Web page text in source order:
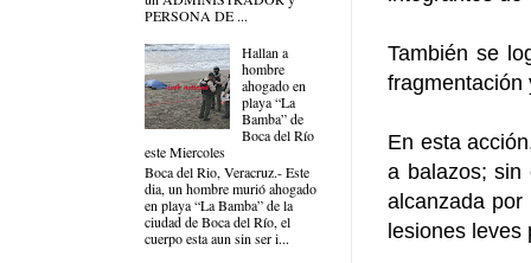
También se
fragmentación
En esta
a balazos; sin
alcanzada por
lesiones leves
PERSONA DE ...
Hallan a
hombre
ahogado en
playa “La
Bamba” de
Boca del Río
este Miercoles
Boca del Rio, Veracruz.- Este
dia, un hombre murió ahogado
en playa “La Bamba” de la
ciudad de Boca del Río, el
cuerpo esta aun sin ser i...